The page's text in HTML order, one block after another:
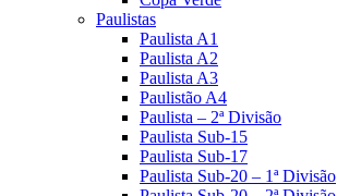
Paulistas
Paulista A1
Paulista A2
Paulista A3
Paulistão A4
Paulista – 2ª Divisão
Paulista Sub-15
Paulista Sub-17
Paulista Sub-20 – 1ª Divisão